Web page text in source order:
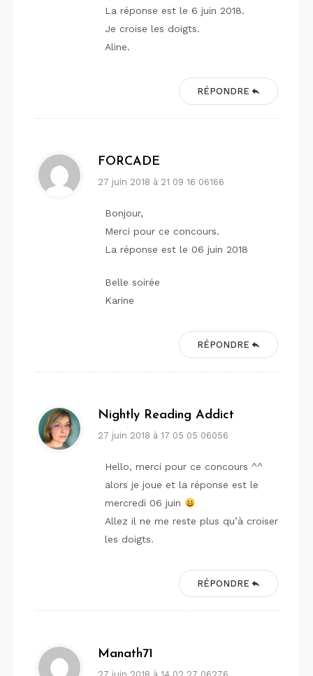
La réponse est le 6 juin 2018.
Je croise les doigts.
Aline.
RÉPONDRE
FORCADE
27 juin 2018 à 21 09 16 06166
Bonjour,
Merci pour ce concours.
La réponse est le 06 juin 2018
Belle soirée
Karine
RÉPONDRE
Nightly Reading Addict
27 juin 2018 à 17 05 05 06056
Hello, merci pour ce concours ^^
alors je joue et la réponse est le
mercredi 06 juin
Allez il ne me reste plus qu’à croiser
les doigts.
RÉPONDRE
Manath71